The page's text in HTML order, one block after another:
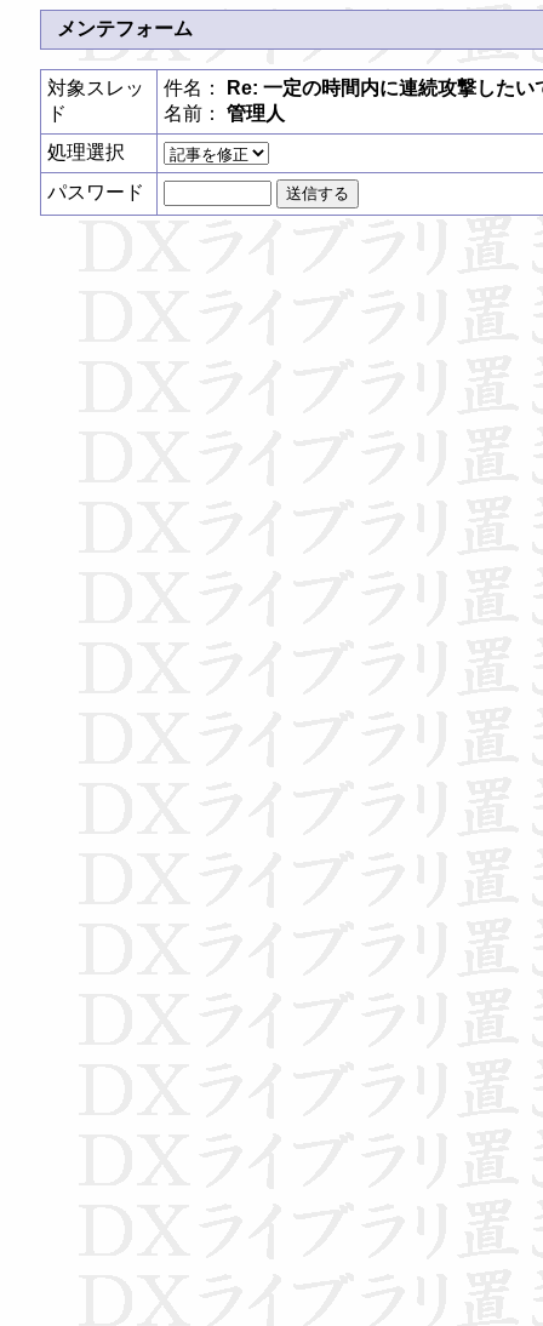
メンテフォーム
対象スレッ
ド
件名：
Re: 一定の時間内に連続攻撃したい
名前： 管理人
処理選択
パスワード